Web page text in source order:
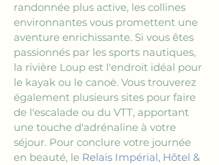
randonnée plus active, les collines
environnantes vous promettent une
aventure enrichissante. Si vous êtes
passionnés par les sports nautiques,
la rivière Loup est l'endroit idéal pour
le kayak ou le canoë. Vous trouverez
également plusieurs sites pour faire
de l'escalade ou du VTT, apportant
une touche d'adrénaline à votre
séjour. Pour conclure votre journée
en beauté, le Relais Impérial, Hôtel &